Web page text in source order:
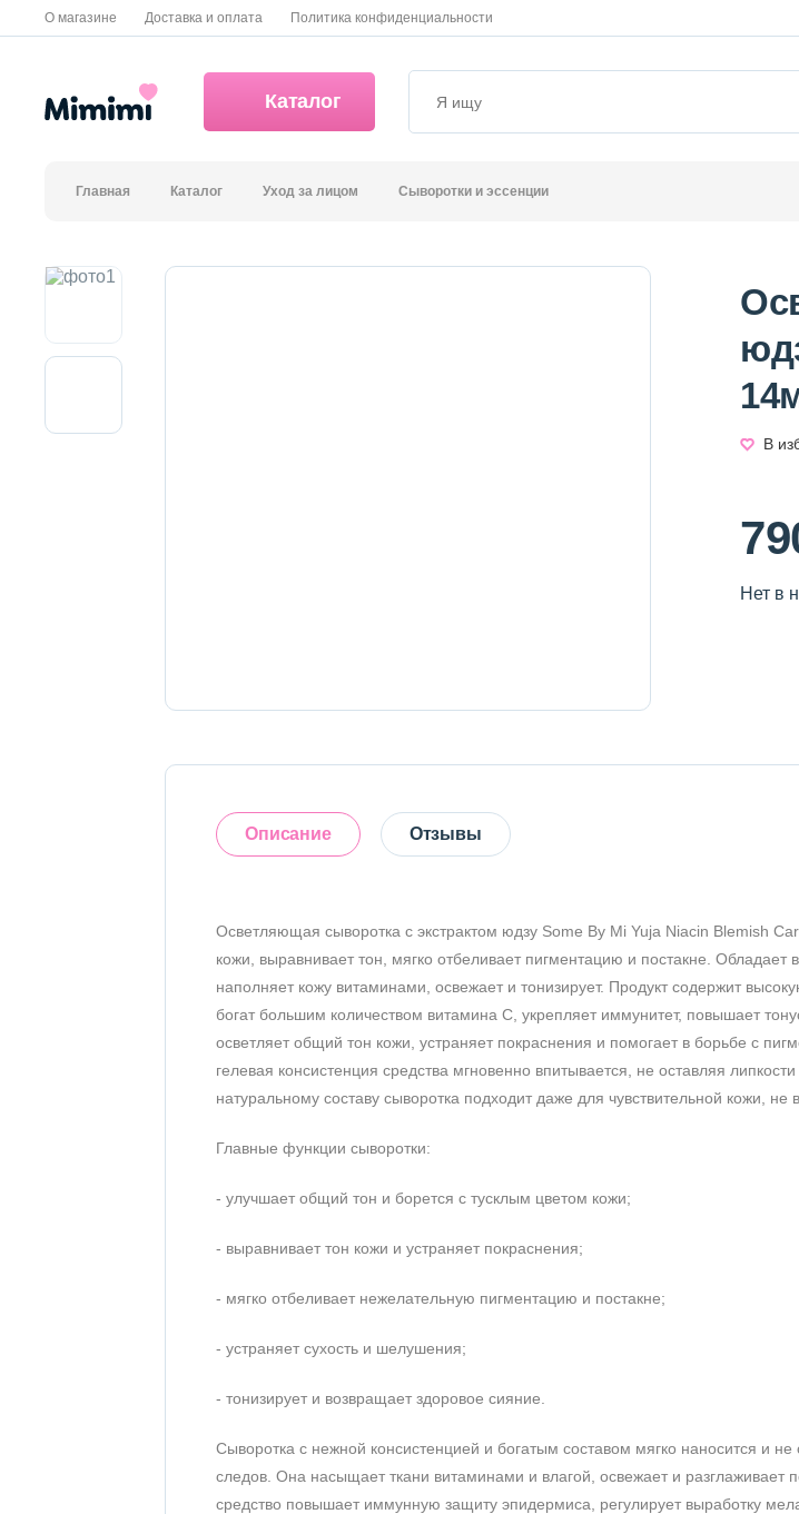
О магазине Доставка и оплата Политика конфиденциальности
Каталог
Главная Каталог Уход за лицом Сыворотки и эссенции
В
Нет в
Описание Отзывы
Осветляющая сыворотка с экстрактом юдзу Some By Mi Yuja Niacin Blemish
кожи, выравнивает тон, мягко отбеливает пигментацию и постакне. Обладает
наполняет кожу витаминами, освежает и тонизирует. Продукт содержит
богат большим количеством витамина С, укрепляет иммунитет, повышает
осветляет общий тон кожи, устраняет покраснения и помогает в борьбе с
гелевая консистенция средства мгновенно впитывается, не оставляя
натуральному составу сыворотка подходит даже для чувствительной кожи, не
Главные функции сыворотки:
- улучшает общий тон и борется с тусклым цветом кожи;
- выравнивает тон кожи и устраняет покраснения;
- мягко отбеливает нежелательную пигментацию и постакне;
- устраняет сухость и шелушения;
- тонизирует и возвращает здоровое сияние.
Сыворотка с нежной консистенцией и богатым составом мягко наносится и
следов. Она насыщает ткани витаминами и влагой, освежает и разглаживает
средство повышает иммунную защиту эпидермиса, регулирует выработку
Оставить отзыв